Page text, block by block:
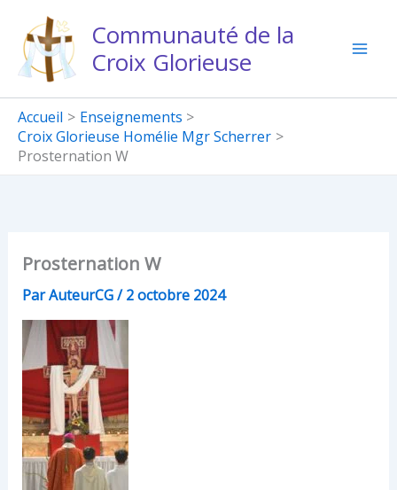
contenu
Communauté de la
Croix Glorieuse
Accueil
Enseignements
Croix Glorieuse Homélie Mgr Scherrer
Prosternation W
Prosternation W
ParAuteurCG/2 octobre 2024